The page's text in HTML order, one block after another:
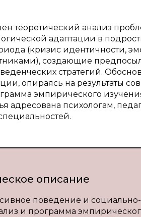
теоретический анализ
адаптации в
(кризис идентичности,
создающие
стратегий.
опираясь на результаты
эмпирического
адресована психологам,
описание
поведение и
и программа